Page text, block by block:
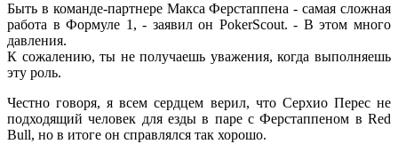
Быть в команде-партнере Макса Ферстаппена - самая сложная
работа в Формуле 1, - заявил он PokerScout. - В этом много
давления.
К сожалению, ты не получаешь уважения, когда выполняешь
эту роль.
Честно говоря, я всем сердцем верил, что Серхио Перес не
подходящий человек для езды в паре с Ферстаппеном в Red
Bull, но в итоге он справлялся так хорошо.